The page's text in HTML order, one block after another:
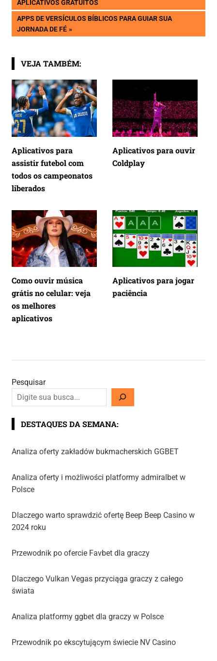
de
Post
POST:
APLICATIVOS GRATUITOS
NEXT
POST:
APPS DE VERSÍCULOS BÍBLICOS PARA GUIAR SUA
JORNADA DE FÉ
VEJA TAMBÉM:
Aplicativos para
assistir futebol com
todos os campeonatos
liberados
Aplicativos para ouvir
Coldplay
Como ouvir música
grátis no celular: veja
os melhores
aplicativos
Aplicativos para jogar
paciência
Pesquisar
DESTAQUES DA SEMANA:
Analiza oferty zakładów bukmacherskich GGBET
Analiza oferty i możliwości platformy admiralbet w
Polsce
Dlaczego warto sprawdzić ofertę Beep Beep Casino w
2024 roku
Przewodnik po ofercie Favbet dla graczy
Dlaczego Vulkan Vegas przyciąga graczy z całego
świata
Analiza platformy ggbet dla graczy w Polsce
Przewodnik po ekscytującym świecie NV Casino